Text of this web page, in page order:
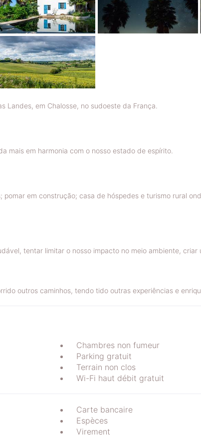
Landes, em Chalosse, no sudoeste da França.
mais em harmonia com o nosso estado de espírito.
em construção; casa de hóspedes e turismo rural
tentar limitar o nosso impacto no meio ambiente,
outros caminhos, tendo tido outras experiências e
Chambres non fumeur
Parking gratuit
Terrain non clos
Wi-Fi haut débit gratuit
Carte bancaire
Espèces
Virement